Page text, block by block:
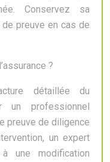
Conservez sa
preuve en cas de
?
détaillée du
un professionnel
preuve de diligence
un expert
à une modification